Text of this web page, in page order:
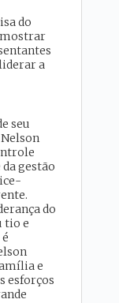
do
a
seu
gestão
do
tio e
e
esforços